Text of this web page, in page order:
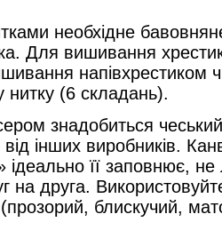
необхідне
Для вишивання
напівхрестиком
(6 складань).
знадобиться
від інших виробників.
ідеально її заповнює,
на друга.
блискучий,